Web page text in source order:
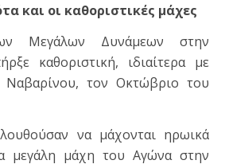
και οι καθοριστικές μάχες
Μεγάλων Δυνάμεων στην
καθοριστική, ιδιαίτερα με
τον Οκτώβριο του
να μάχονται ηρωικά
μεγάλη μάχη του Αγώνα στην